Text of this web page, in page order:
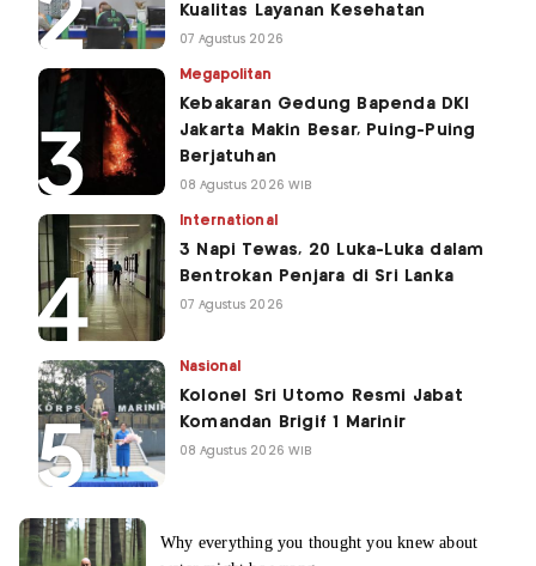
Kualitas Layanan Kesehatan
07 Agustus 2026
Megapolitan
Kebakaran Gedung Bapenda DKI
Jakarta Makin Besar, Puing-Puing
Berjatuhan
08 Agustus 2026 WIB
International
3 Napi Tewas, 20 Luka-Luka dalam
Bentrokan Penjara di Sri Lanka
07 Agustus 2026
Nasional
Kolonel Sri Utomo Resmi Jabat
Komandan Brigif 1 Marinir
08 Agustus 2026 WIB